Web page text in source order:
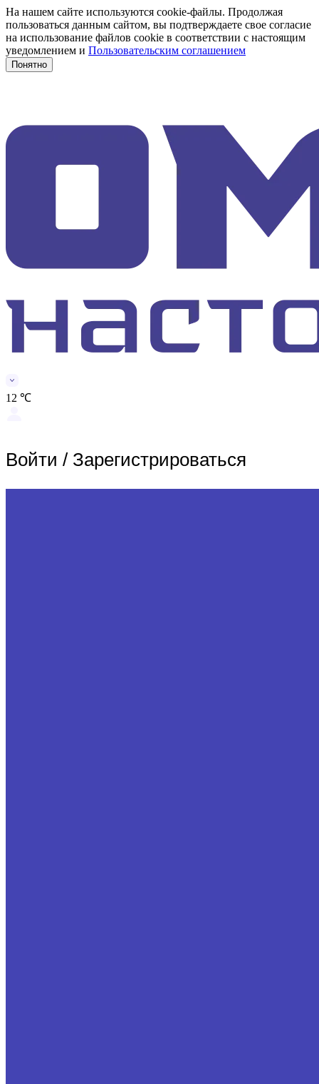
На нашем сайте используются cookie-файлы. Продолжая
пользоваться данным сайтом, вы подтверждаете свое согласие
на использование файлов cookie в соответствии с настоящим
уведомлением и Пользовательским соглашением
Понятно
12 ℃
Войти / Зарегистрироваться